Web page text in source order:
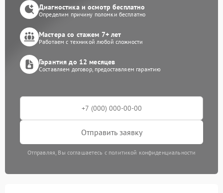
Диагностика и осмотр бесплатно
Определим причину поломки бесплатно
Мастера со стажем 7+ лет
Работаем с техникой любой сложности
Гарантия до 12 месяцев
Составляем договор, предоставляем гарантию
Отправить заявку
Отправляя, Вы соглашаетесь с политикой конфиденциальности